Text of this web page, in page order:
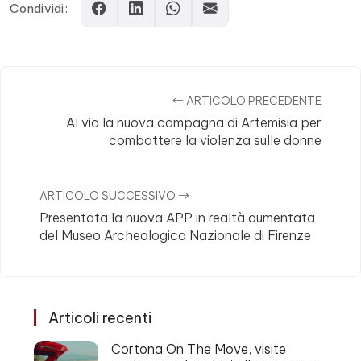
Condividi:
ARTICOLO PRECEDENTE
Al via la nuova campagna di Artemisia per
combattere la violenza sulle donne
ARTICOLO SUCCESSIVO
Presentata la nuova APP in realtà aumentata
del Museo Archeologico Nazionale di Firenze
Articoli recenti
Cortona On The Move, visite